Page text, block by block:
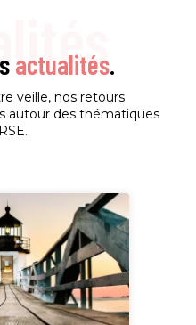
actualités.
veille, nos retours
autour des thématiques